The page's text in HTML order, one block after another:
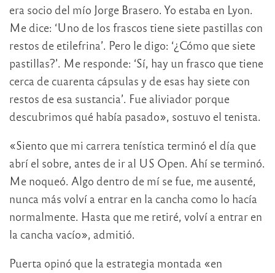
era socio del mío Jorge Brasero. Yo estaba en Lyon.
Me dice: ‘Uno de los frascos tiene siete pastillas con
restos de etilefrina’. Pero le digo: ‘¿Cómo que siete
pastillas?’. Me responde: ‘Sí, hay un frasco que tiene
cerca de cuarenta cápsulas y de esas hay siete con
restos de esa sustancia’. Fue aliviador porque
descubrimos qué había pasado», sostuvo el tenista.
«Siento que mi carrera tenística terminó el día que
abrí el sobre, antes de ir al US Open. Ahí se terminó.
Me noqueó. Algo dentro de mí se fue, me ausenté,
nunca más volví a entrar en la cancha como lo hacía
normalmente. Hasta que me retiré, volví a entrar en
la cancha vacío», admitió.
Puerta opinó que la estrategia montada «en